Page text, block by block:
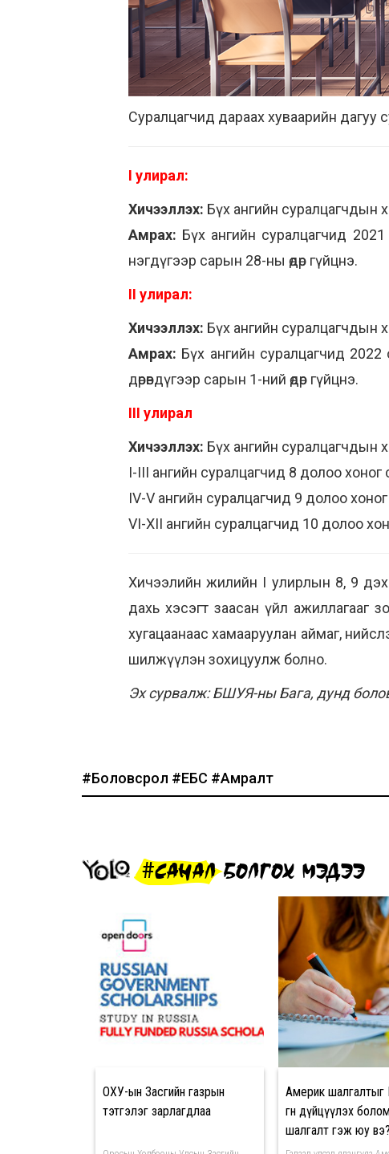
Суралцагчид дараах хуваарийн дагуу
I улирал:
Хичээллэх: Бүх ангийн суралцагчдын
Амрах: Бүх ангийн суралцагчид
нэгдүгээр сарын 28-ны өдөр гүйцнэ.
II улирал:
Хичээллэх: Бүх ангийн суралцагчдын
Амрах: Бүх ангийн суралцагчид
дөрөвдүгээр сарын 1-ний өдөр гүйцнэ.
III улирал
Хичээллэх: Бүх ангийн суралцагчдын
I-III ангийн суралцагчид 8 долоо
IV-V ангийн суралцагчид 9 долоо
VI-XII ангийн суралцагчид 10 долоо
Хичээлийн жилийн I улирлын 8, 9 дэх
дахь хэсэгт заасан үйл ажиллагааг
хугацаанаас хамааруулан аймаг,
шилжүүлэн зохицуулж болно.
Эх сурвалж: БШУЯ-ны Бага, дунд
#Боловсрол #ЕБС #Амралт
#САНАЛ БОЛГОХ МЭДЭЭ
ОХУ-ын Засгийн газрын
тэтгэлэг зарлагдлаа
Америк шалгалтыг
өгөн дүйцүүлэх
шалгалт гэж юу вэ?